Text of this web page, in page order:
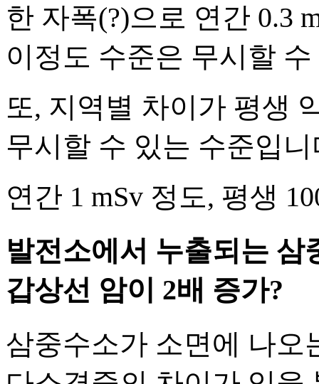
한 자폭(?)으로 연간 0.3
이정도 수준은 무시할
또, 지역별 차이가 평생
무시할 수 있는 수준입니
연간 1 mSv 정도, 평생
발전소에서 누출되는 삼
갑상선 암이 2배 증가?
삼중수소가 소면에 나오